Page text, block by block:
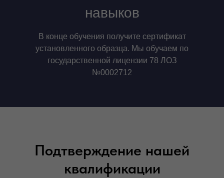
навыков
В конце обучения получите сертификат
установленного образца. Мы обучаем по
государственной лицензии 78 ЛОЗ
№0002712
Подтверждение нашей
квалификации